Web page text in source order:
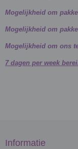
Mogelijkheid om
Mogelijkheid om
Mogelijkheid om ons
7 dagen per week
Informatie